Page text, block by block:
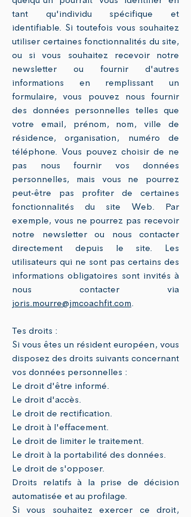
tant qu'individu spécifique et
identifiable. Si toutefois vous souhaitez
utiliser certaines fonctionnalités du site,
ou si vous souhaitez recevoir notre
newsletter ou fournir d'autres
informations en remplissant un
formulaire, vous pouvez nous fournir
des données personnelles telles que
votre email, prénom, nom, ville de
résidence, organisation, numéro de
téléphone. Vous pouvez choisir de ne
pas nous fournir vos données
personnelles, mais vous ne pourrez
peut-être pas profiter de certaines
fonctionnalités du site Web. Par
exemple, vous ne pourrez pas recevoir
notre newsletter ou nous contacter
directement depuis le site. Les
utilisateurs qui ne sont pas certains des
informations obligatoires sont invités à
nous contacter via
joris.mourre@jmcoachfit.com.
Tes droits :
Si vous êtes un résident européen, vous
disposez des droits suivants concernant
vos données personnelles :
Le droit d'être informé.
Le droit d'accès.
Le droit de rectification.
Le droit à l'effacement.
Le droit de limiter le traitement.
Le droit à la portabilité des données.
Le droit de s'opposer.
Droits relatifs à la prise de décision
automatisée et au profilage.
Si vous souhaitez exercer ce droit,